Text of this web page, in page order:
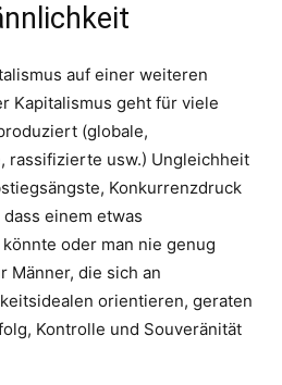
auf einer weiteren
Kapitalismus geht für viele
(globale,
rassifizierte usw.) Ungleichheit
Konkurrenzdruck
einem etwas
oder man nie genug
Männer, die sich an
orientieren, geraten
Kontrolle und Souveränität